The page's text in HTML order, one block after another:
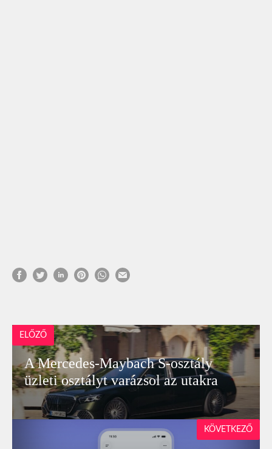
ELŐZŐ
A Mercedes-Maybach S-osztály
üzleti osztályt varázsol az utakra
KÖVETKEZŐ